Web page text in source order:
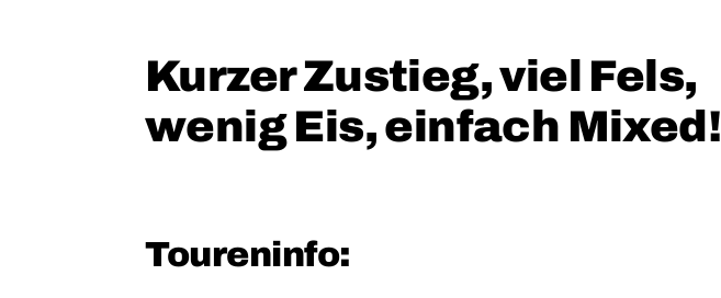
Kurzer Zustieg, viel Fels,
wenig Eis, einfach Mixed!
Toureninfo: